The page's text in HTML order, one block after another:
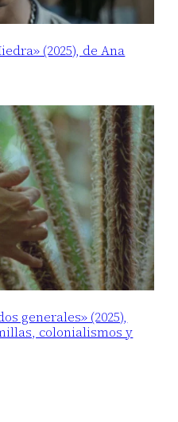
(2025), de Ana
generales» (2025),
colonialismos y